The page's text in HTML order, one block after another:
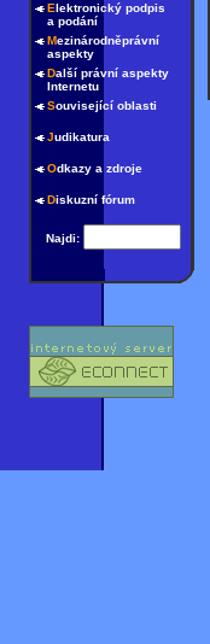
Elektronický podpis
a podání
Mezinárodněprávní
aspekty
Další právní aspekty
Internetu
Související oblasti
Judikatura
Odkazy a zdroje
Diskuzní fórum
Najdi: